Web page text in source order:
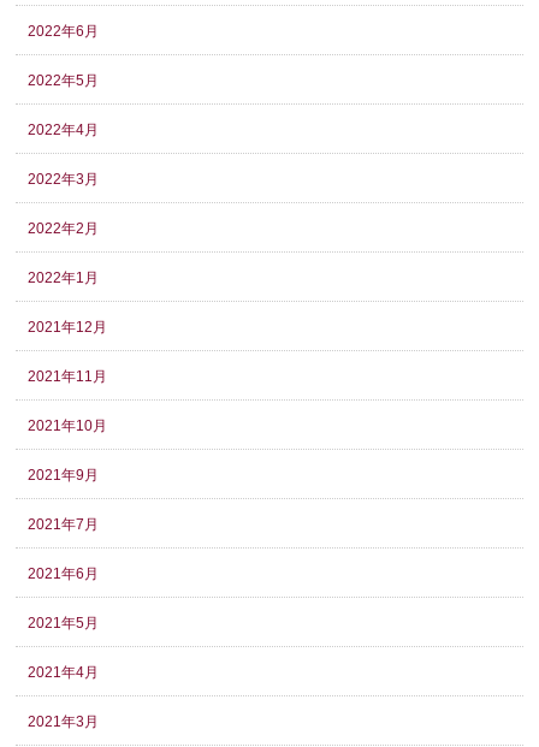
2022年6月
2022年5月
2022年4月
2022年3月
2022年2月
2022年1月
2021年12月
2021年11月
2021年10月
2021年9月
2021年7月
2021年6月
2021年5月
2021年4月
2021年3月